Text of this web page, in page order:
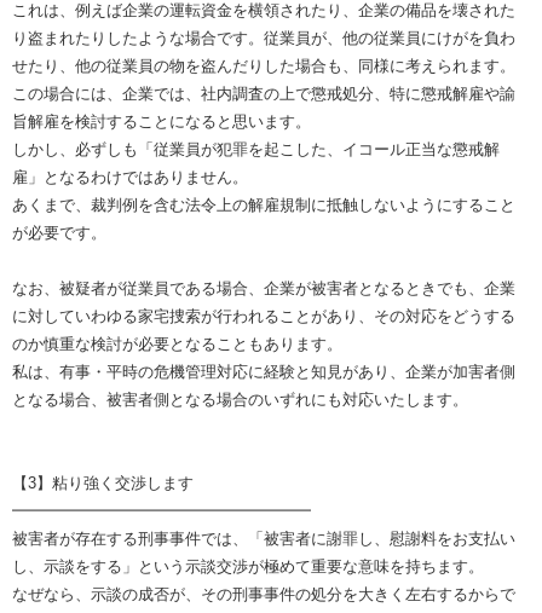
これは、例えば企業の運転資金を横領されたり、企業の備品を壊された
り盗まれたりしたような場合です。従業員が、他の従業員にけがを負わ
せたり、他の従業員の物を盗んだりした場合も、同様に考えられます。
この場合には、企業では、社内調査の上で懲戒処分、特に懲戒解雇や諭
旨解雇を検討することになると思います。
しかし、必ずしも「従業員が犯罪を起こした、イコール正当な懲戒解
雇」となるわけではありません。
あくまで、裁判例を含む法令上の解雇規制に抵触しないようにすること
が必要です。
なお、被疑者が従業員である場合、企業が被害者となるときでも、企業
に対していわゆる家宅捜索が行われることがあり、その対応をどうする
のか慎重な検討が必要となることもあります。
私は、有事・平時の危機管理対応に経験と知見があり、企業が加害者側
となる場合、被害者側となる場合のいずれにも対応いたします。
【3】粘り強く交渉します
━━━━━━━━━━━━━━━━━━━
被害者が存在する刑事事件では、「被害者に謝罪し、慰謝料をお支払い
し、示談をする」という示談交渉が極めて重要な意味を持ちます。
なぜなら、示談の成否が、その刑事事件の処分を大きく左右するからで